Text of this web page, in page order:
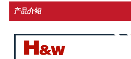
产品介绍